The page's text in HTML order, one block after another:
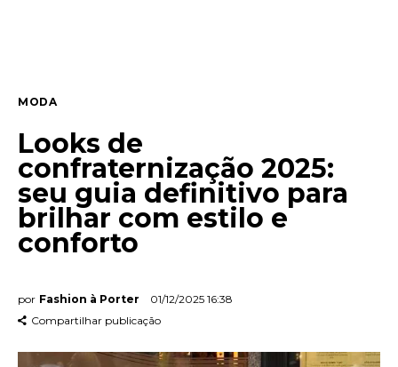
Contato
MODA
Looks de
confraternização 2025:
seu guia definitivo para
brilhar com estilo e
conforto
por Fashion à Porter
01/12/2025 16:38
Compartilhar publicação